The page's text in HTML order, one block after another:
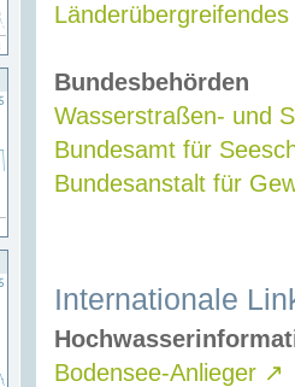
Bundesbehörden
Wasserstraßen- und
Bundesamt für
Bundesanstalt für
Internationale
Bodensee-Anlieger ↗